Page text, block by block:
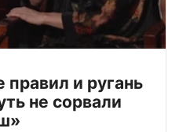
правил и ругань
не сорвали